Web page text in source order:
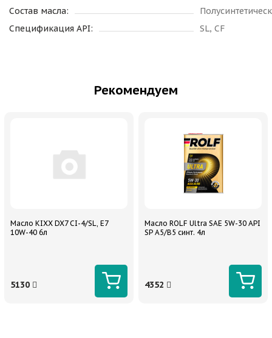
Состав масла:
Спецификация API:
SL, CF
Рекомендуем
Масло KIXX DX7 CI-4/SL, E7
10W-40 6л
5130
Масло ROLF Ultra SAE 5W-30 API
SP A5/B5 синт. 4л
4352